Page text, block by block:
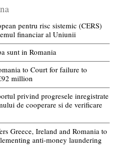
pentru risc sistemic (CERS)
financiar al Uniunii
sunt in Romania
to Court for failure to
million
privind progresele inregistrate
de cooperare si de verificare
Greece, Ireland and Romania to
anti-money laundering